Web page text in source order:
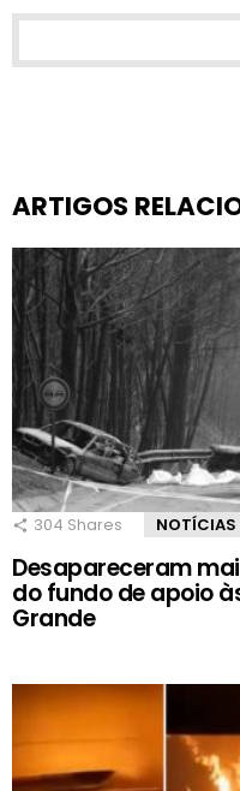
ARTIGOS
304 Shares NOTÍCIAS
Desapareceram
do fundo de apoio
Grande